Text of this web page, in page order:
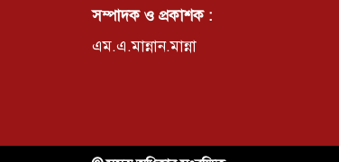
সম্পাদক ও প্রকাশক :
এম.এ.মান্নান.মান্না